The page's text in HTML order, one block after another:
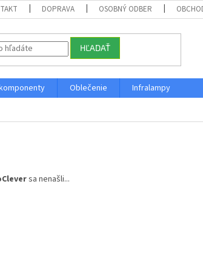
DOPRAVA OSOBNÝ ODBER
HĽADAŤ
Oblečenie
Infralampy
sa nenašli...